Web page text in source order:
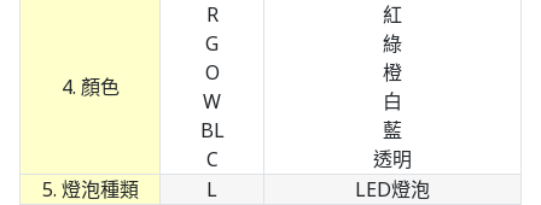
4. 顏色
R
G
O
W
BL
C
紅
綠
橙
白
藍
透明
5. 燈泡種類
L
LED燈泡